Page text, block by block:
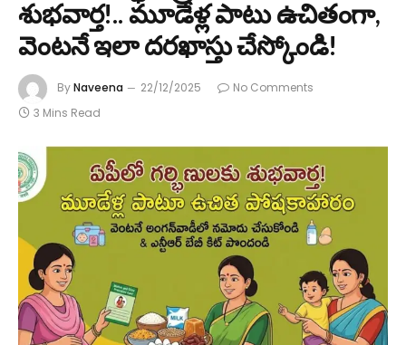
శుభవార్త!.. మూడేళ్ల పాటు ఉచితంగా,
వెంటనే ఇలా దరఖాస్తు చేస్కోండి!
ByNaveena 22/12/2025
No Comments
3 Mins Read